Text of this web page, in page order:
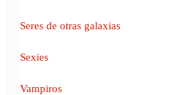
Seres de otras galaxias
Sexies
Vampiros